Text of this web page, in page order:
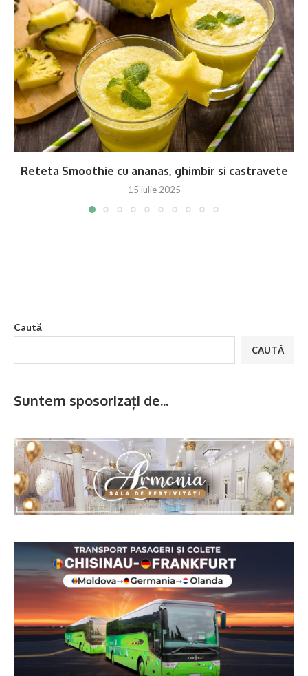
Reteta Smoothie cu ananas, ghimbir si castravete
15 iulie 2025
Caută
CAUTĂ
Suntem sposorizați de...